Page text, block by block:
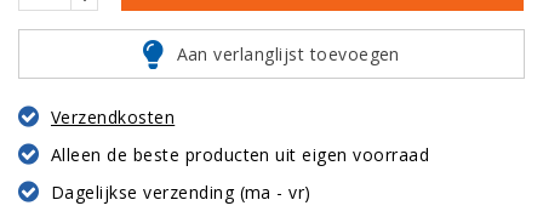
Aan verlanglijst toevoegen
Verzendkosten
Alleen de beste producten uit eigen voorraad
Dagelijkse verzending (ma - vr)